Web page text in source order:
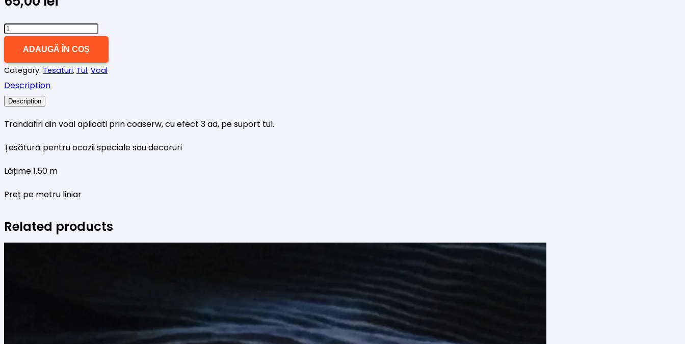
Cantitate
fuchsia
cu
trandafiri
3D
ADAUGĂ ÎN COȘ
Category: Tesaturi, Tul, Voal
Description
Description
Trandafiri din voal aplicati prin coaserw, cu efect 3 ad, pe suport tul.
Țesătură pentru ocazii speciale sau decoruri
Lățime 1.50 m
Preț pe metru liniar
Related products